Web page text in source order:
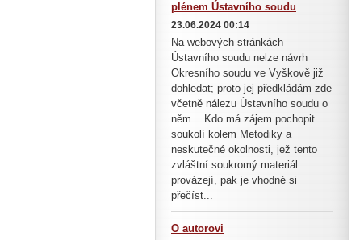
plénem Ústavního soudu
23.06.2024 00:14
Na webových stránkách
Ústavního soudu nelze návrh
Okresního soudu ve Vyškově již
dohledat; proto jej předkládám zde
včetně nálezu Ústavního soudu o
něm. . Kdo má zájem pochopit
soukolí kolem Metodiky a
neskutečné okolnosti, jež tento
zvláštní soukromý materiál
provázejí, pak je vhodné si
přečíst...
O autorovi